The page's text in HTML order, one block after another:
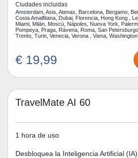
Ciudades incluidas
Amsterdam, Asis, Atenas, Barcelona, Bergamo,
Costa Amalfitana, Dubai, Florencia, Hong Kong ,
Miami, Milán, Moscù, Nápoles, Nueva York,
Pompeya, Praga, Rávena, Roma, San
Trento, Turin, Venecia, Verona , Viena, Washington
€ 19,99
TravelMate AI 60
1 hora de uso
Desbloquea la Inteligencia Artificial